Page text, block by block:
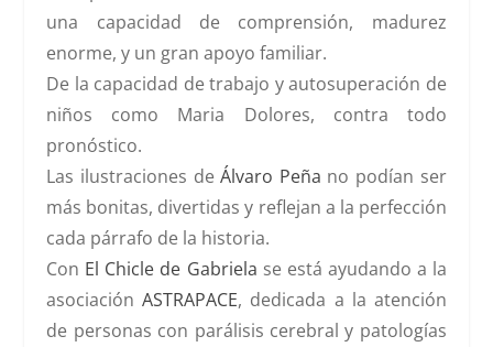
una capacidad de comprensión, madurez
enorme, y un gran apoyo familiar.
De la capacidad de trabajo y autosuperación de
niños como Maria Dolores, contra todo
pronóstico.
Las ilustraciones de Álvaro Peña no podían ser
más bonitas, divertidas y reflejan a la perfección
cada párrafo de la historia.
Con El Chicle de Gabriela se está ayudando a la
asociaciónASTRAPACE, dedicada a la atención
de personas con parálisis cerebral y patologías